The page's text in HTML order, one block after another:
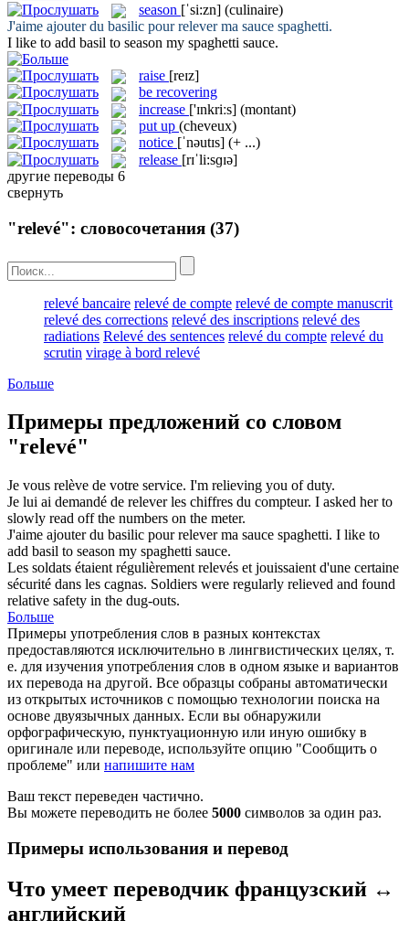
season [ˈsi:zn] (culinaire)
J'aime ajouter du basilic pourreleverma sauce spaghetti.
I like to add basil to season my spaghetti sauce.
raise [reɪz]
be recovering
increase ['ɪnkriːs] (montant)
put up (cheveux)
notice [ˈnəutɪs] (+ ...)
release [rɪˈli:sɡɪə]
другие переводы 6
свернуть
"relevé": словосочетания (37)
relevé bancaire relevé de compte relevé de compte manuscrit
relevé des corrections relevé des inscriptions relevé des
radiations Relevé des sentences relevé du compte relevé du
scrutin virage à bord relevé
Больше
Примеры предложений со словом
"relevé"
Je vous relève de votre service. I'm relieving you of duty.
Je lui ai demandé de releverles chiffres du compteur. I asked her to
slowly read offthe numbers on the meter.
J'aime ajouter du basilic pourreleverma sauce spaghetti. I like to
add basil to season my spaghetti sauce.
Les soldats étaient régulièrement relevés et jouissaient d'une certaine
sécurité dans les cagnas. Soldiers were regularly relieved and found
relative safety in the dug-outs.
Больше
Примеры употребления слов в разных контекстах
предоставляются исключительно в лингвистических целях, т.
е. для изучения употребления слов в одном языке и вариантов
их перевода на другой. Все образцы собраны автоматически
из открытых источников с помощью технологии поиска на
основе двуязычных данных. Если вы обнаружили
орфографическую, пунктуационную или иную ошибку в
оригинале или переводе, используйте опцию "Сообщить о
проблеме" или напишите нам
Ваш текст переведен частично.
Вы можете переводить не более 5000 символов за один раз.
Примеры использования и перевод
Что умеет переводчик французский ↔
английский